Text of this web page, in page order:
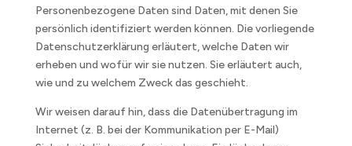
Personenbezogene Daten sind Daten, mit denen Sie
persönlich identifiziert werden können. Die vorliegende
Datenschutzerklärung erläutert, welche Daten wir
erheben und wofür wir sie nutzen. Sie erläutert auch,
wie und zu welchem Zweck das geschieht.
Wir weisen darauf hin, dass die Datenübertragung im
Internet (z. B. bei der Kommunikation per E-Mail)